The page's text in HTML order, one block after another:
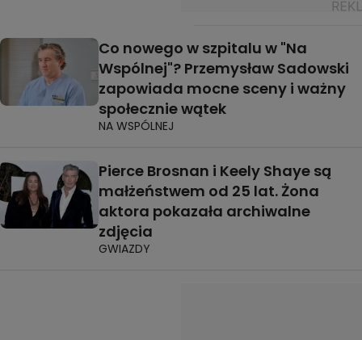
Co nowego w szpitalu w "Na
Wspólnej"? Przemysław Sadowski
zapowiada mocne sceny i ważny
społecznie wątek
NA WSPÓLNEJ
Pierce Brosnan i Keely Shaye są
małżeństwem od 25 lat. Żona
aktora pokazała archiwalne
zdjęcia
GWIAZDY